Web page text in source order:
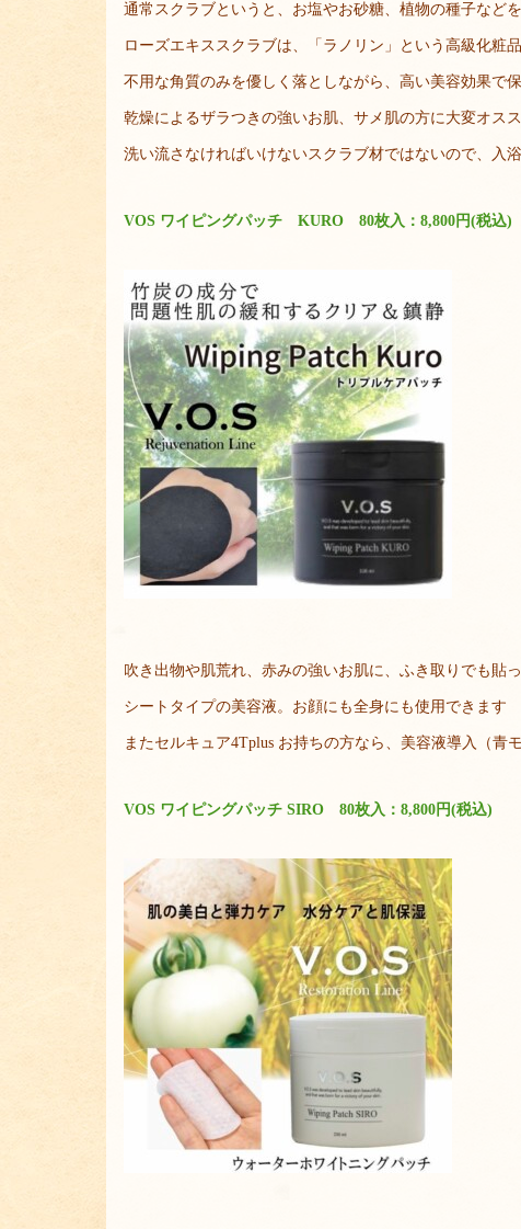
通常スクラブというと、お塩やお砂糖、植物の種子など
ローズエキススクラブは、「ラノリン」という高級化粧
不用な角質のみを優しく落としながら、高い美容効果で
乾燥によるザラつきの強いお肌、サメ肌の方に大変オス
洗い流さなければいけないスクラブ材ではないので、入
VOS ワイピングパッチ KURO 80枚入：8,800円(税込)
吹き出物や肌荒れ、赤みの強いお肌に、ふき取りでも貼
シートタイプの美容液。お顔にも全身にも使用できます
またセルキュア4Tplus お持ちの方なら、美容液導入（
VOS ワイピングパッチ SIRO 80枚入：8,800円(税込)